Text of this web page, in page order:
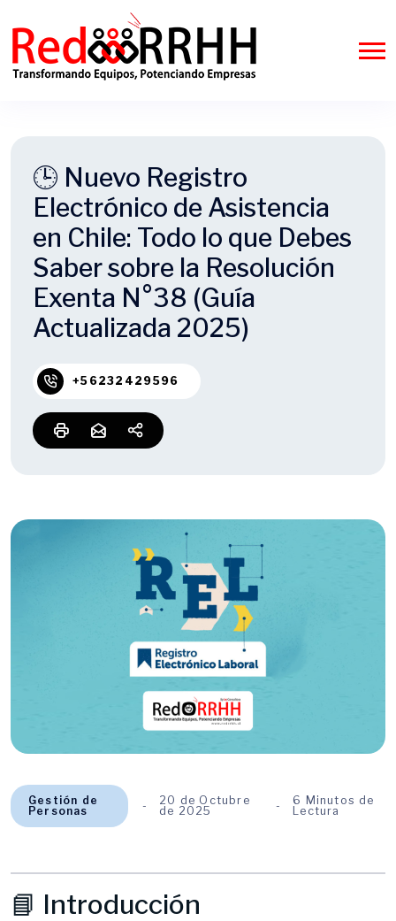
🕒 Nuevo Registro
Electrónico de Asistencia
en Chile: Todo lo que Debes
Saber sobre la Resolución
Exenta N°38 (Guía
Actualizada 2025)
+56232429596
Gestión de
Personas
20 de Octubre
de 2025
6 Minutos de
Lectura
📘 Introducción